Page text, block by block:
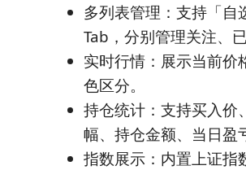
多列表管理：支持「自
Tab，分别管理关注、
实时行情：展示当前价
色区分。
持仓统计：支持买入价
幅、持仓金额、当日盈
指数展示：内置上证指